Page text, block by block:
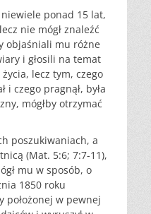
niewiele ponad 15 lat,
nie mógł znaleźć
objaśniali mu różne
i głosili na temat
lecz tym, czego
i czego pragnął, była
mógłby otrzymać
poszukiwaniach, a
(Mat. 5:6; 7:7-11),
mu w sposób, o
1850 roku
położonej w pewnej